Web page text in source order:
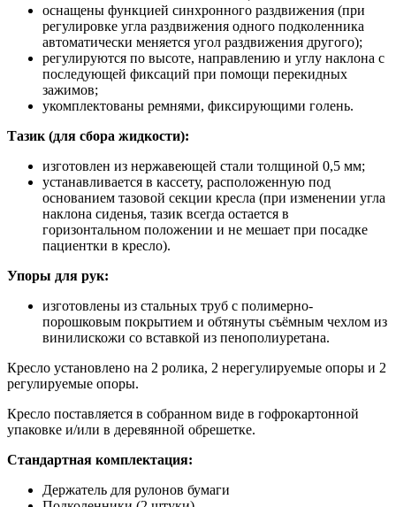
оснащены функцией синхронного раздвижения (при
регулировке угла раздвижения одного подколенника
автоматически меняется угол раздвижения другого);
регулируются по высоте, направлению и углу наклона с
последующей фиксаций при помощи перекидных
зажимов;
укомплектованы ремнями, фиксирующими голень.
Тазик (для сбора жидкости):
изготовлен из нержавеющей стали толщиной 0,5 мм;
устанавливается в кассету, расположенную под
основанием тазовой секции кресла (при изменении угла
наклона сиденья, тазик всегда остается в
горизонтальном положении и не мешает при посадке
пациентки в кресло).
Упоры для рук:
изготовлены из стальных труб с полимерно-
порошковым покрытием и обтянуты съёмным чехлом из
винилискожи со вставкой из пенополиуретана.
Кресло установлено на 2 ролика, 2 нерегулируемые опоры и 2
регулируемые опоры.
Кресло поставляется в собранном виде в гофрокартонной
упаковке и/или в деревянной обрешетке.
Стандартная комплектация:
Держатель для рулонов бумаги